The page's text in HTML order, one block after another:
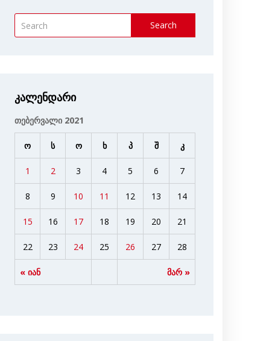
Search
კალენდარი
თებერვალი 2021
ო ს ო ხ პ შ კ
« იან მარ »
1 2 3 4 5 6 7
8 9 10 11 12 13 14
15 16 17 18 19 20 21
22 23 24 25 26 27 28